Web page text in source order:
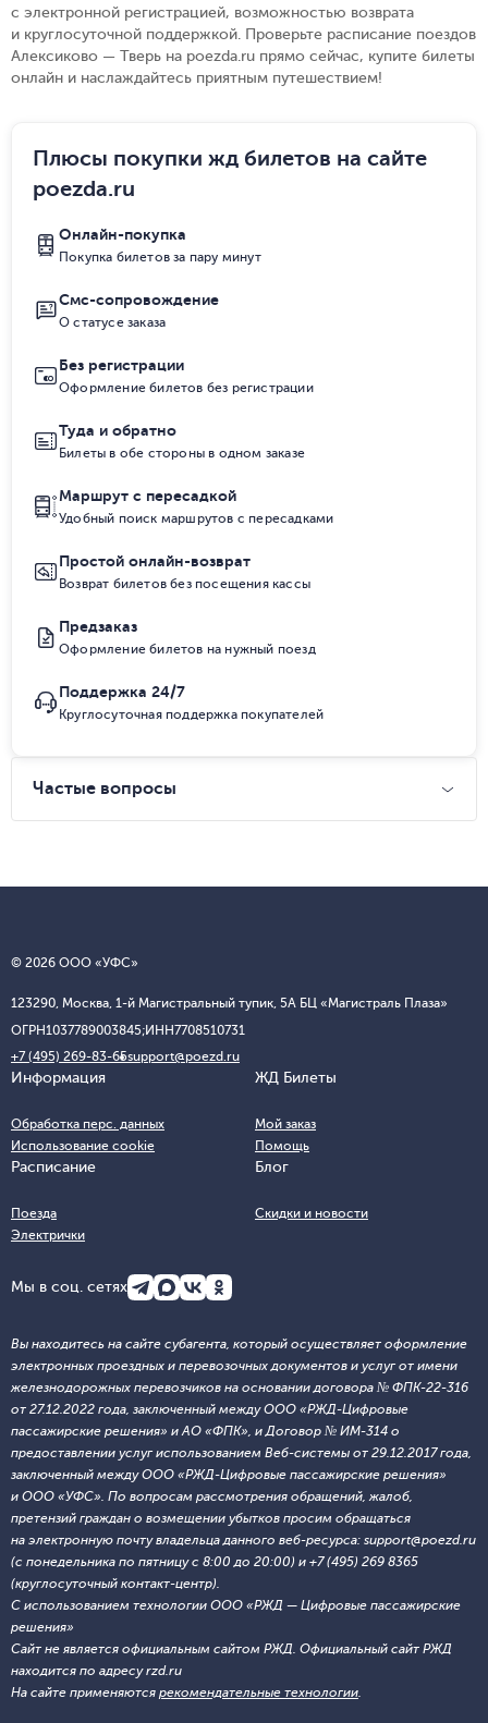
с электронной регистрацией, возможностью возврата
и круглосуточной поддержкой. Проверьте расписание поездов
Алексиково — Тверь на poezda.ru прямо сейчас, купите билеты
онлайн и наслаждайтесь приятным путешествием!
Плюсы покупки жд билетов на сайте
poezda.ru
Онлайн-покупка
Покупка билетов за пару минут
Смс-сопровождение
О статусе заказа
Без регистрации
Оформление билетов без регистрации
Туда и обратно
Билеты в обе стороны в одном заказе
Маршрут с пересадкой
Удобный поиск маршрутов с пересадками
Простой онлайн-возврат
Возврат билетов без посещения кассы
Предзаказ
Оформление билетов на нужный поезд
Поддержка 24/7
Круглосуточная поддержка покупателей
Частые вопросы
© 2026 ООО «УФС»
123290, Москва, 1-й Магистральный тупик, 5А БЦ «Магистраль Плаза»
ОГРН1037789003845;ИНН7708510731
+7 (495) 269-83-65support@poezd.ru
Информация
Обработка перс. данных
Использование cookie
ЖД Билеты
Мой заказ
Помощь
Расписание
Поезда
Электрички
Блог
Скидки и новости
Мы в соц. сетях
Вы находитесь на сайте субагента, который осуществляет оформление
электронных проездных и перевозочных документов и услуг от имени
железнодорожных перевозчиков на основании договора № ФПК-22-316
от 27.12.2022 года, заключенный между ООО «РЖД-Цифровые
пассажирские решения» и АО «ФПК», и Договор № ИМ-314 о
предоставлении услуг использованием Веб-системы от 29.12.2017 года,
заключенный между ООО «РЖД-Цифровые пассажирские решения»
и ООО «УФС». По вопросам рассмотрения обращений, жалоб,
претензий граждан о возмещении убытков просим обращаться
на электронную почту владельца данного веб-ресурса: support@poezd.ru
(с понедельника по пятницу с 8:00 до 20:00) и +7 (495) 269 8365
(круглосуточный контакт-центр).
С использованием технологии ООО «РЖД — Цифровые пассажирские
решения»
Сайт не является официальным сайтом РЖД. Официальный сайт РЖД
находится по адресу rzd.ru
На сайте применяются рекомендательные технологии.